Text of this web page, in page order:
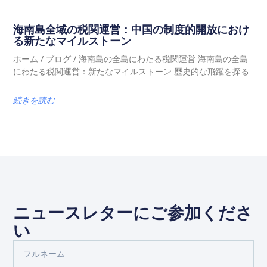
海南島全域の税関運営：中国の制度的開放におけ
る新たなマイルストーン
ホーム / ブログ / 海南島の全島にわたる税関運営 海南島の全島
にわたる税関運営：新たなマイルストーン 歴史的な飛躍を探る
続きを読む
ニュースレターにご参加くださ
い